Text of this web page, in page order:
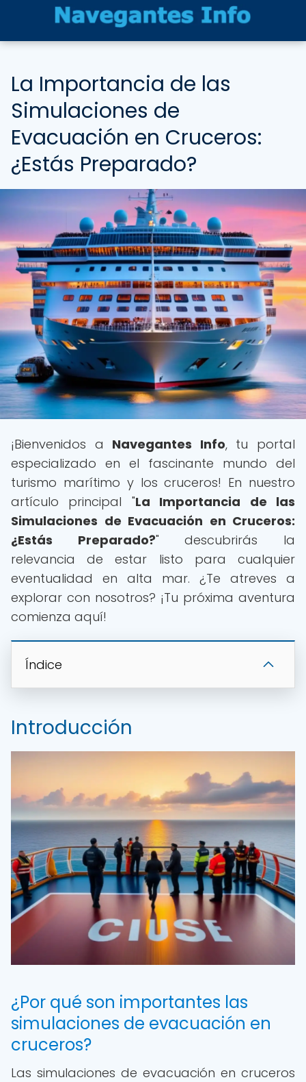
La Importancia de las
Simulaciones de
Evacuación en Cruceros:
¿Estás Preparado?
¡Bienvenidos a Navegantes Info, tu portal
especializado en el fascinante mundo del
turismo marítimo y los cruceros! En nuestro
artículo principal "La Importancia de las
Simulaciones de Evacuación en Cruceros:
¿Estás Preparado?" descubrirás la
relevancia de estar listo para cualquier
eventualidad en alta mar. ¿Te atreves a
explorar con nosotros? ¡Tu próxima aventura
comienza aquí!
Índice
Introducción
¿Por qué son importantes las
simulaciones de evacuación en
cruceros?
Las simulaciones de evacuación en cruceros